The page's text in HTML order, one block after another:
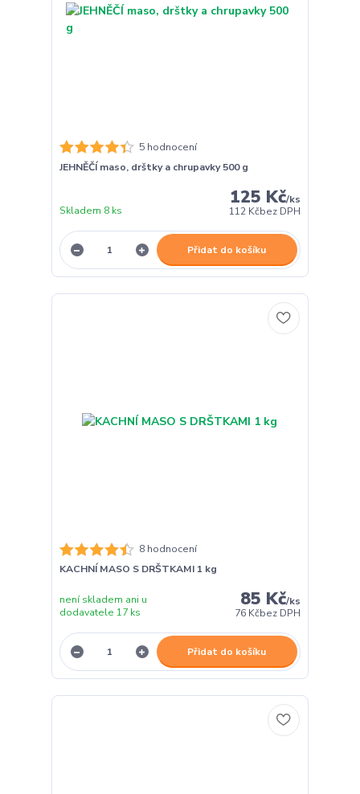
5 hodnocení
JEHNĚČÍ maso, drštky a chrupavky 500 g
125 Kč/ks
112 Kčbez DPH
Skladem 8 ks
Přidat do košíku
8 hodnocení
KACHNÍ MASO S DRŠTKAMI 1 kg
85 Kč/ks
76 Kčbez DPH
není skladem ani u
dodavatele 17 ks
Přidat do košíku